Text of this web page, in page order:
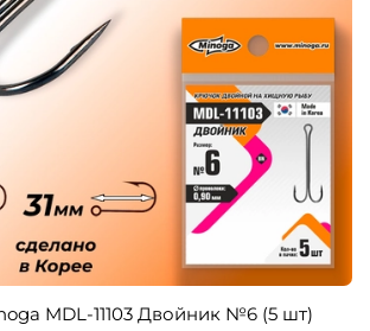
MDL-11103 Двойник №6 (5 шт)